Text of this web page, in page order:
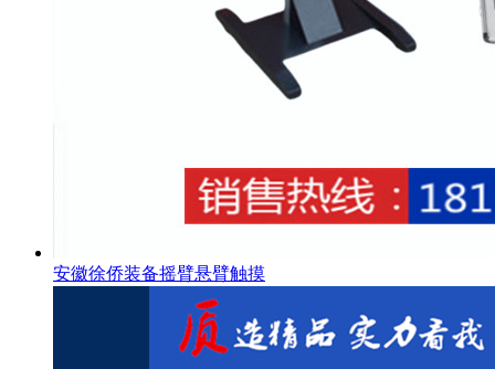
安徽徐侨装备摇臂悬臂触摸